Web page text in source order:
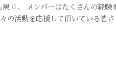
り、 メンバーはたくさんの経験
の活動を応援して頂いている皆さ